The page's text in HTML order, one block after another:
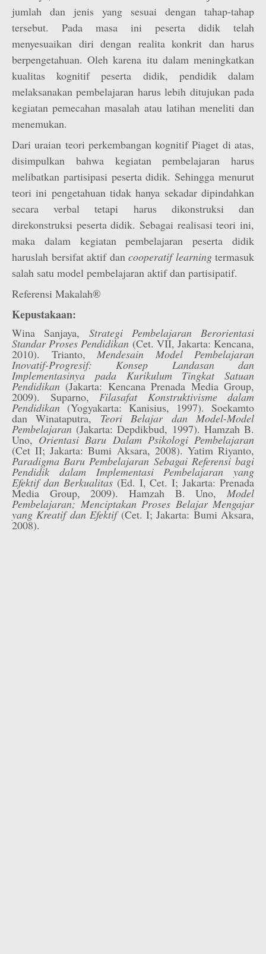
jumlah dan jenis yang sesuai dengan tahap-tahap
tersebut. Pada masa ini peserta didik telah
menyesuaikan diri dengan realita konkrit dan harus
berpengetahuan. Oleh karena itu dalam meningkatkan
kualitas kognitif peserta didik, pendidik dalam
melaksanakan pembelajaran harus lebih ditujukan pada
kegiatan pemecahan masalah atau latihan meneliti dan
menemukan.
Dari uraian teori perkembangan kognitif Piaget di atas,
disimpulkan bahwa kegiatan pembelajaran harus
melibatkan partisipasi peserta didik. Sehingga menurut
teori ini pengetahuan tidak hanya sekadar dipindahkan
secara verbal tetapi harus dikonstruksi dan
direkonstruksi peserta didik. Sebagai realisasi teori ini,
maka dalam kegiatan pembelajaran peserta didik
haruslah bersifat aktif dan cooperatif learning termasuk
salah satu model pembelajaran aktif dan partisipatif.
Referensi Makalah®
Kepustakaan:
Wina Sanjaya, Strategi Pembelajaran Berorientasi
Standar Proses Pendidikan (Cet. VII, Jakarta: Kencana,
2010). Trianto, Mendesain Model Pembelajaran
Inovatif-Progresif: Konsep Landasan dan
Implementasinya pada Kurikulum Tingkat Satuan
Pendidikan (Jakarta: Kencana Prenada Media Group,
2009). Suparno, Filasafat Konstruktivisme dalam
Pendidikan (Yogyakarta: Kanisius, 1997). Soekamto
dan Winataputra, Teori Belajar dan Model-Model
Pembelajaran (Jakarta: Depdikbud, 1997). Hamzah B.
Uno, Orientasi Baru Dalam Psikologi Pembelajaran
(Cet II; Jakarta: Bumi Aksara, 2008). Yatim Riyanto,
Paradigma Baru Pembelajaran Sebagai Referensi bagi
Pendidik dalam Implementasi Pembelajaran yang
Efektif dan Berkualitas (Ed. I, Cet. I; Jakarta: Prenada
Media Group, 2009). Hamzah B. Uno, Model
Pembelajaran; Menciptakan Proses Belajar Mengajar
yang Kreatif dan Efektif (Cet. I; Jakarta: Bumi Aksara,
2008).